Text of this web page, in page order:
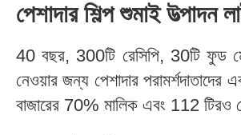
পেশাদার শিল্প শুমাই
40 বছর, 300টি রেসিপি, 30টি ফুড
নেওয়ার জন্য পেশাদার
বাজারের 70% মালিক এবং 112 টিরও